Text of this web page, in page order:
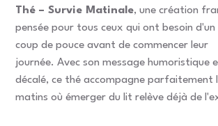
Thé – Survie Matinale, une création
pensée pour tous ceux qui ont besoin
coup de pouce avant de commencer leur
journée. Avec son message humoristique
décalé, ce thé accompagne parfaitement
matins où émerger du lit relève déjà de